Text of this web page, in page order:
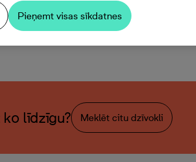
Platība 44,6 m²
līdzīgu? Meklēt citu dzīvokli
Pieņemt visas sīkdatnes